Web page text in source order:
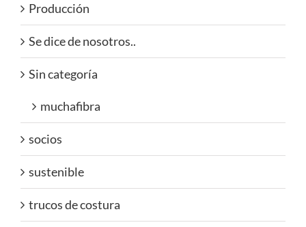
Producción
Se dice de nosotros..
Sin categoría
muchafibra
socios
sustenible
trucos de costura